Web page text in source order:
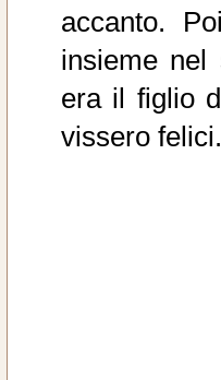
accanto.
insieme nel
era il figlio
vissero felici.